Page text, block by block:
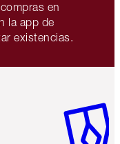
en
la app de
existencias.